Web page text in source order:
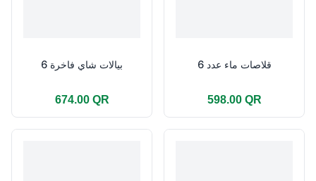
بيالات شاي فاخرة 6
674.00 QR
قلاصات ماء عدد 6
598.00 QR